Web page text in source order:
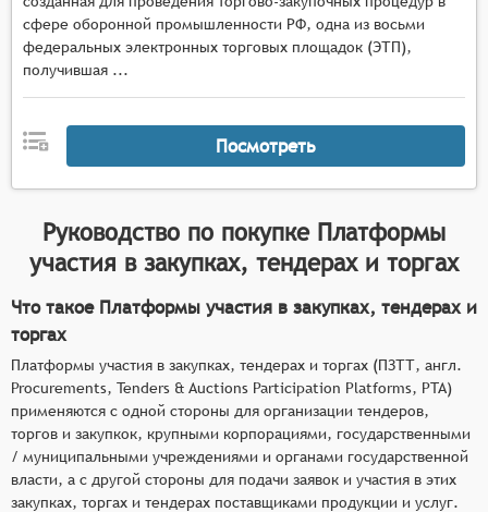
сфере оборонной промышленности РФ, одна из восьми
федеральных электронных торговых площадок (ЭТП),
получившая ...
Посмотреть
Руководство по покупке Платформы
участия в закупках, тендерах и торгах
Что такое Платформы участия в закупках, тендерах и
торгах
Платформы участия в закупках, тендерах и торгах (ПЗТТ, англ.
Procurements, Tenders & Auctions Participation Platforms, PTA)
применяются с одной стороны для организации тендеров,
торгов и закупкок, крупными корпорациями, государственными
/ муниципальными учреждениями и органами государственной
власти, а с другой стороны для подачи заявок и участия в этих
закупках, торгах и тендерах поставщиками продукции и услуг.